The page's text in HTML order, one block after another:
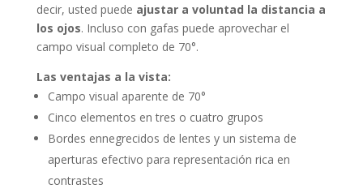
decir, usted puede ajustar a voluntad la distancia a
los ojos. Incluso con gafas puede aprovechar el
campo visual completo de 70°.
Las ventajas a la vista:
Campo visual aparente de 70°
Cinco elementos en tres o cuatro grupos
Bordes ennegrecidos de lentes y un sistema de
aperturas efectivo para representación rica en
contrastes